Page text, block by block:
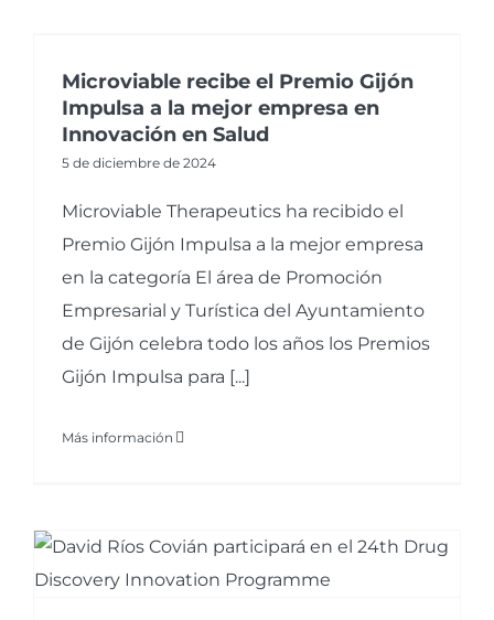
Microviable recibe el Premio Gijón
Impulsa a la mejor empresa en
Innovación en Salud
5 de diciembre de 2024
Microviable Therapeutics ha recibido el
Premio Gijón Impulsa a la mejor empresa
en la categoría El área de Promoción
Empresarial y Turística del Ayuntamiento
de Gijón celebra todo los años los Premios
Gijón Impulsa para [...]
Más información